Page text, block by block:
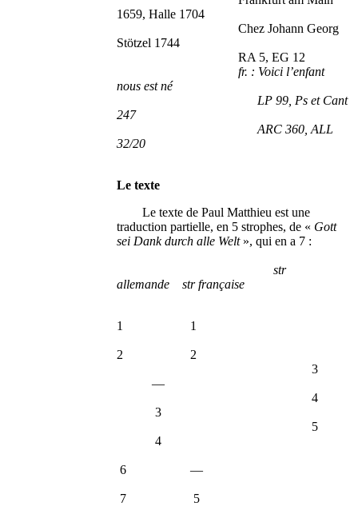
1659, Halle 1704
Chez Johann Georg
Stötzel 1744
RA 5, EG 12
fr. : Voici l’enfant
nous est né
LP 99, Ps et Cant
247
ARC 360, ALL
32/20
Le texte
Le texte de Paul Matthieu est une
traduction partielle, en 5 strophes, de « Gott
sei Dank durch alle Welt», qui en a 7 :
str
allemande str française
1 1
2 2
3
—
4
3
5
4
6 —
7 5